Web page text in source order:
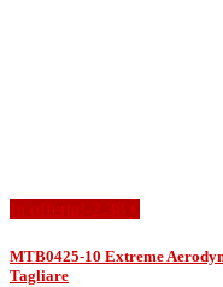
In offerta!-2,38 €
MTB0425-10 Extreme
Tagliare